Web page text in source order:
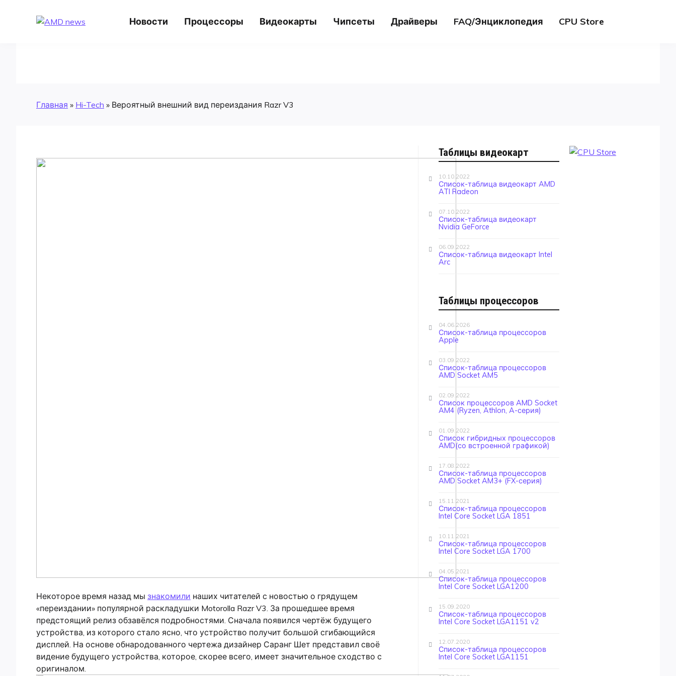
AMD news Новости Процессоры Видеокарты Чипсеты Драйверы FAQ/Энциклопедия CPU Store
Главная » Hi-Tech » Вероятный внешний вид переиздания Razr V3
Некоторое время назад мы знакомили наших читателей с новостью о грядущем
«переиздании» популярной раскладушки Motorolla Razr V3. За прошедшее время
предстоящий релиз обзавёлся подробностями. Сначала появился чертёж будущего
устройства, из которого стало ясно, что устройство получит большой сгибающийся
дисплей. На основе обнародованного чертежа дизайнер Саранг Шет представил своё
видение будущего устройства, которое, скорее всего, имеет значительное сходство с
оригиналом.
Таблицы видеокарт
10.10.2022
Список-таблица видеокарт AMD
ATI Radeon
07.10.2022
Список-таблица видеокарт
Nvidia GeForce
06.09.2022
Список-таблица видеокарт Intel
Arc
Таблицы процессоров
04.06.2026
Список-таблица процессоров
Apple
03.09.2022
Список-таблица процессоров
AMD Socket AM5
02.09.2022
Список процессоров AMD Socket
AM4 (Ryzen, Athlon, A-серия)
01.09.2022
Список гибридных процессоров
AMD(со встроенной графикой)
17.08.2022
Список-таблица процессоров
AMD Socket AM3+ (FX-серия)
15.11.2021
Список-таблица процессоров
Intel Core Socket LGA 1851
10.11.2021
Список-таблица процессоров
Intel Core Socket LGA 1700
04.05.2021
Список-таблица процессоров
Intel Core Socket LGA1200
15.09.2020
Список-таблица процессоров
Intel Core Socket LGA1151 v2
12.07.2020
Список-таблица процессоров
Intel Core Socket LGA1151